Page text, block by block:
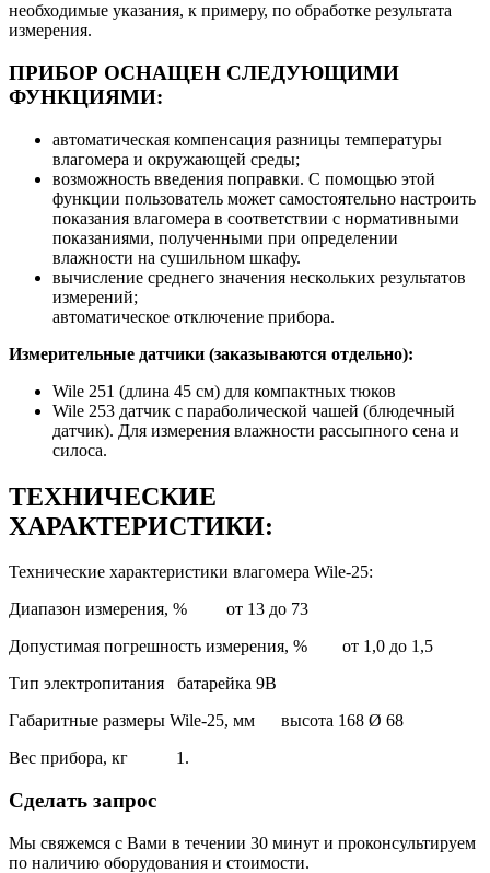
необходимые указания, к примеру, по обработке результата
измерения.
ПРИБОР ОСНАЩЕН СЛЕДУЮЩИМИ
ФУНКЦИЯМИ:
автоматическая компенсация разницы температуры
влагомера и окружающей среды;
возможность введения поправки. С помощью этой
функции пользователь может самостоятельно настроить
показания влагомера в соответствии с нормативными
показаниями, полученными при определении
влажности на сушильном шкафу.
вычисление среднего значения нескольких результатов
измерений;
автоматическое отключение прибора.
Измерительные датчики (заказываются отдельно):
Wile 251 (длина 45 см) для компактных тюков
Wile 253 датчик с параболической чашей (блюдечный
датчик). Для измерения влажности рассыпного сена и
силоса.
ТЕХНИЧЕСКИЕ
ХАРАКТЕРИСТИКИ:
Технические характеристики влагомера Wile-25:
Диапазон измерения, % от 13 до 73
Допустимая погрешность измерения, % от 1,0 до 1,5
Тип электропитания батарейка 9В
Габаритные размеры Wile-25, мм высота 168 Ø 68
Вес прибора, кг 1.
Сделать запрос
Мы свяжемся с Вами в течении 30 минут и проконсультируем
по наличию оборудования и стоимости.